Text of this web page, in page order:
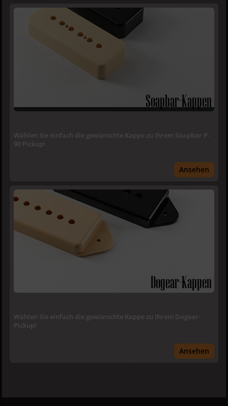
Soapbar-Kappen
Wählen Sie einfach die gewünschte Kappe zu Ihrem Soapbar P-
90 Pickup!
Ansehen
Dogear-Kappen
Wählen Sie einfach die gewünschte Kappe zu Ihrem Dogear-
Pickup!
Ansehen